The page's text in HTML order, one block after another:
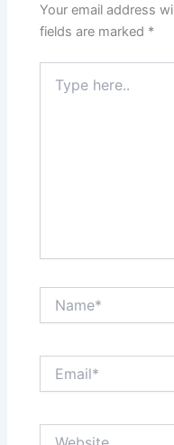
Your email address
fields are marked *
here..